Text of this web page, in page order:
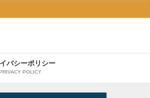
バシーポリシー
POLICY